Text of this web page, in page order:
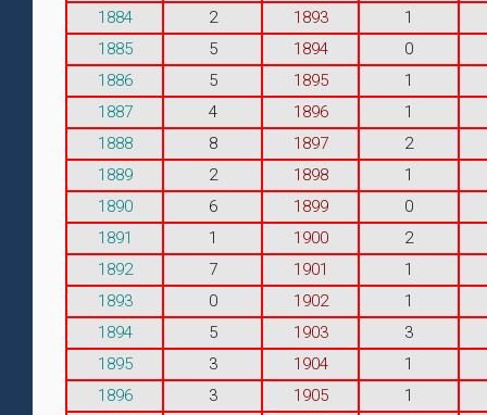
1884
2 1893
1
1885
5 1894
0
1886
5 1895
1
1887
4 1896
1
1888
8 1897
2
1889
2 1898
1
1890
6 1899
0
1891
1 1900
2
1892
7 1901
1
1893
0 1902
1
1894
5 1903
3
1895
3 1904
1
1896
3 1905
1